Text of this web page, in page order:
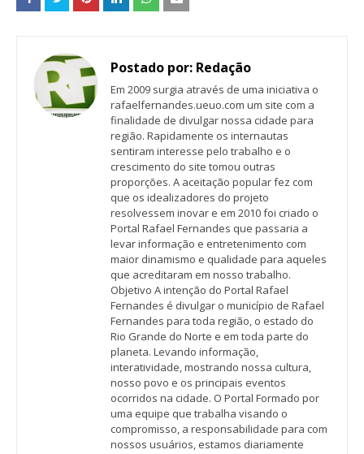
Postado por: Redação
Em 2009 surgia através de uma iniciativa o
rafaelfernandes.ueuo.com um site com a
finalidade de divulgar nossa cidade para
região. Rapidamente os internautas
sentiram interesse pelo trabalho e o
crescimento do site tomou outras
proporções. A aceitação popular fez com
que os idealizadores do projeto
resolvessem inovar e em 2010 foi criado o
Portal Rafael Fernandes que passaria a
levar informação e entretenimento com
maior dinamismo e qualidade para aqueles
que acreditaram em nosso trabalho.
Objetivo A intenção do Portal Rafael
Fernandes é divulgar o município de Rafael
Fernandes para toda região, o estado do
Rio Grande do Norte e em toda parte do
planeta. Levando informação,
interatividade, mostrando nossa cultura,
nosso povo e os principais eventos
ocorridos na cidade. O Portal Formado por
uma equipe que trabalha visando o
compromisso, a responsabilidade para com
nossos usuários, estamos diariamente